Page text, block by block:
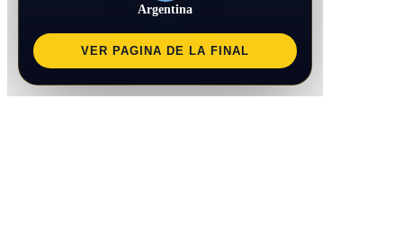
Argentina
VER PAGINA DE LA FINAL